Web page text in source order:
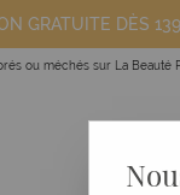
GRATUITE DÈS
ou méchés sur La Beauté